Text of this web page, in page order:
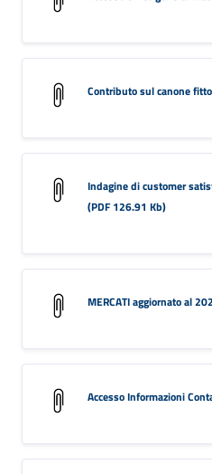
Contributo sul canone
Indagine di customer
(PDF 126.91 Kb)
MERCATI aggiornato al
Accesso Informazioni